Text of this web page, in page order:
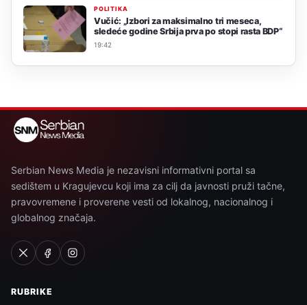
POLITIKA
Vučić: „Izbori za maksimalno tri meseca,
sledeće godine Srbija prva po stopi rasta BDP“
19:42
Serbian News Media je nezavisni informativni portal sa
sedištem u Kragujevcu koji ima za cilj da javnosti pruži tačne,
pravovremene i proverene vesti od lokalnog, nacionalnog i
globalnog značaja.
RUBRIKE